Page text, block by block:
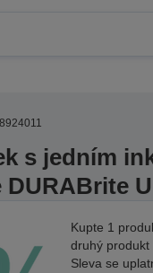
s jedním
DURABrite
Kupte 1
druhý produkt
Sleva se